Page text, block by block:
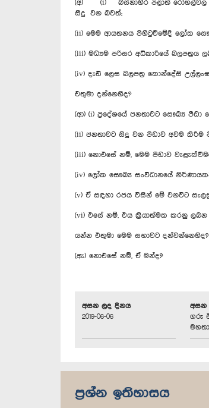
(අ) (i) බස්නාහිර පළාත් රෝහල්වල
සිදු වන බවත්;
(ii) මෙම ආයතනය පිහිටුවීමේදී ලෝක
(iii) මධ්‍යම පරිසර අධිකාරියේ බලපත්‍රය
(iv) දැඩි ලෙස බලපත්‍ර කොන්දේසි
එතුමා දන්නෙහිද?
(ආ) (i) ප්‍රදේශයේ ජනතාවට සෞඛ්‍ය
(ii) ජනතාවට සිදු වන පීඩාව අවම
(iii) නොඑසේ නම්, මෙම පීඩාව
(iv) ලෝක සෞඛ්‍ය සංවිධානයේ
(v) ඒ සඳහා රජය විසින් මේ වනවිට
(vi) එසේ නම්, එය ක්‍රියාත්මක කරනු
යන්න එතුමා මෙම සභාවට දන්වන්නෙහිද?
(ඇ) නොඑසේ නම්, ඒ මන්ද?
අසන ලද දිනය
2019-06-06
අසන
ගරු
ප්‍රශ්න ඉතිහාසය